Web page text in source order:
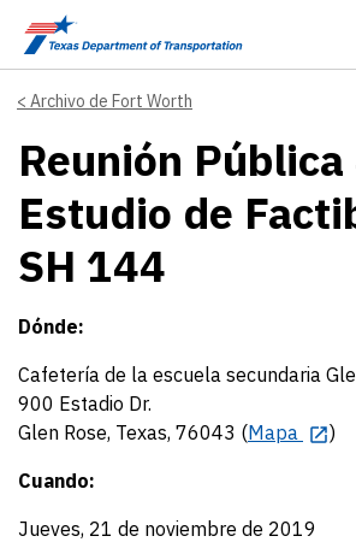
Skip to main content
Archivo de Fort Worth
Reunión
Estudio de
SH 144
Dónde:
Cafetería de la escuela secundaria
900 Estadio Dr.
Glen Rose, Texas, 76043 (Mapa
)
Cuando:
Jueves, 21 de noviembre de 2019